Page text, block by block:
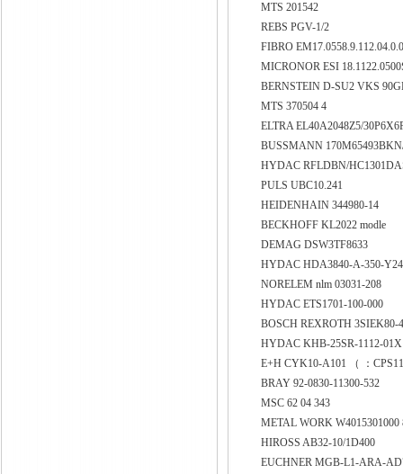
MTS 201542
REBS PGV-1/2
FIBRO
MICRONOR ESI
BERNSTEIN D-SU2 VKS
MTS 370504 4
ELTRA EL40A2048Z5/
BUSSMANN
HYDAC RFLDBN/
PULS UBC10.241
HEIDENHAIN 344980-14
BECKHOFF KL2022 modle
DEMAG DSW3TF8633
HYDAC HDA3840-A-350-
NORELEM nlm 03031-208
HYDAC ETS1701-100-000
BOSCH REXROTH 3SIEK80-
HYDAC KHB-25SR-1112-
E+H CYK10-A101 （ ：
BRAY 92-0830-11300-532
MSC 62 04 343
METAL WORK W4015301000
HIROSS AB32-10/1D400
EUCHNER MGB-L1-ARA-